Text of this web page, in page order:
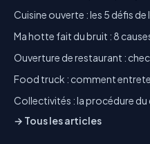
Cuisine ouverte : les 5 défis
Ma hotte fait du bruit : 8
Ouverture de restaurant :
Food truck : comment
Collectivités : la procédure du
→ Tous les articles